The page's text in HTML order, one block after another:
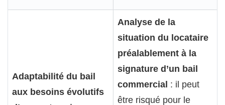
Adaptabilité du bail
aux besoins évolutifs
Analyse de la
situation du locataire
préalablement à la
signature d’un bail
commercial : il peut
être risqué pour le